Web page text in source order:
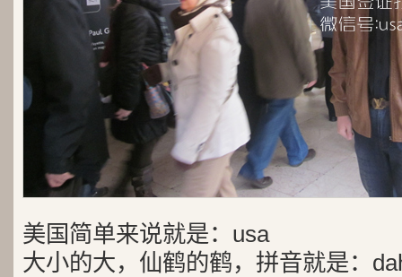
美国简单来说就是：usa
大小的大，仙鹤的鹤，拼音就是：